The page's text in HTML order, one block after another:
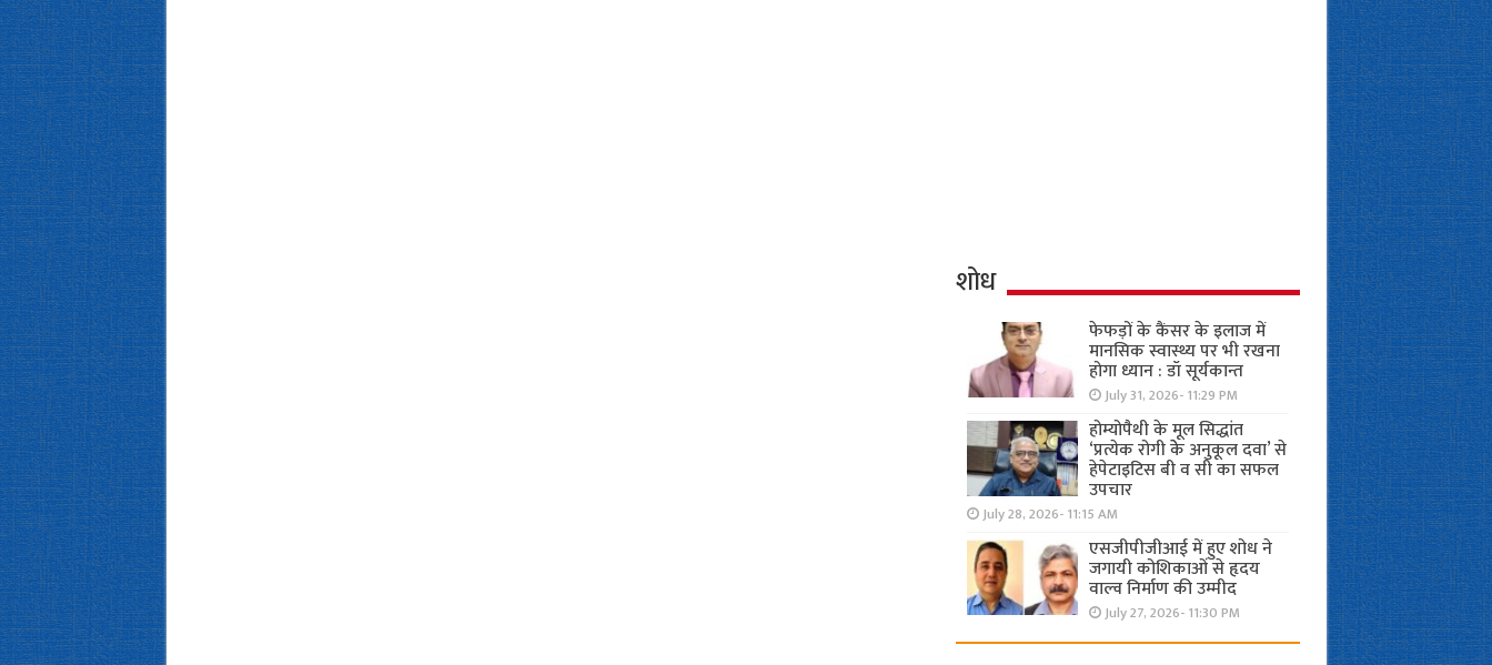
शोध
फेफड़ों के कैंसर के इलाज में
मानसिक स्वास्थ्य पर भी रखना
होगा ध्यान : डॉ सूर्यकान्त
July 31, 2026- 11:29 PM
होम्योपैथी के मूल सिद्धांत
‘प्रत्येक रोगी केे अनुकूल दवा’ से
हेपेटाइटिस बी व सी का सफल
उपचार
July 28, 2026- 11:15 AM
एसजीपीजीआई में हुए शोध ने
जगायी कोशिकाओं से हृदय
वाल्व निर्माण की उम्मीद
July 27, 2026- 11:30 PM